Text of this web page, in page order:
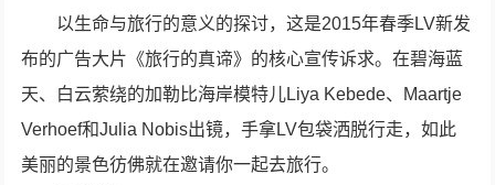
以生命与旅行的意义的探讨，这是2015年春季LV新发
布的广告大片《旅行的真谛》的核心宣传诉求。在碧海蓝
天、白云萦绕的加勒比海岸模特儿Liya Kebede、Maartje
Verhoef和Julia Nobis出镜，手拿LV包袋洒脱行走，如此
美丽的景色彷佛就在邀请你一起去旅行。